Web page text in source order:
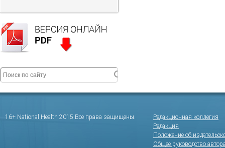
16+ National Health 2015 Все права защищены.
Редакционная коллегия
Редакция
Положение об
Общее руководство